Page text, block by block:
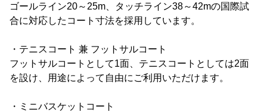
ゴールライン20～25m、タッチライン38～42mの国際試
合に対応したコート寸法を採用しています。
・テニスコート 兼 フットサルコート
フットサルコートとして1面、テニスコートとしては2面
を設け、用途によって自由にご利用いただけます。
・ミニバスケットコート